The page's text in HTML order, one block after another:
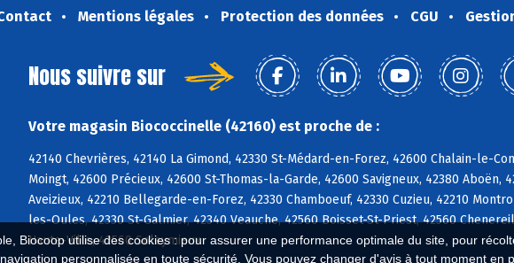
Biocoop utilise des cookies : pour assurer une performance optimale du site, pour
personnalisée en toute sécurité. Vous pouvez changer d'avis à tout moment en
Mentions légales Protection des données CGU
Nous suivre sur
Votre magasin Biococcinelle (42160) est proche de :
42140 Chevrières, 42140 La Gimond, 42330 St-Médard-en-Forez, 42600 Chalain-le-
Moingt, 42600 Précieux, 42600 St-Thomas-la-Garde, 42600 Savigneux, 42380
Aveizieux, 42210 Bellegarde-en-Forez, 42330 Chamboeuf, 42330 Cuzieu, 42210
les-Oules, 42330 St-Galmier, 42340 Veauche, 42560 Boisset-St-Priest, 42560
Haute-Ville, 42560 Soleymieux